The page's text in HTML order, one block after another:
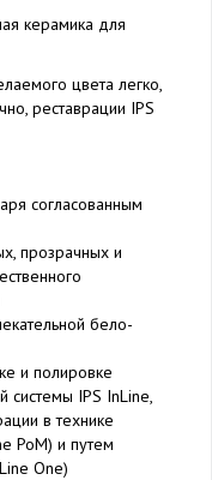
керамика для
цвета легко,
реставрации IPS
согласованным
прозрачных и
бело-
и полировке
системы IPS InLine,
в технике
PoM) и путем
One)